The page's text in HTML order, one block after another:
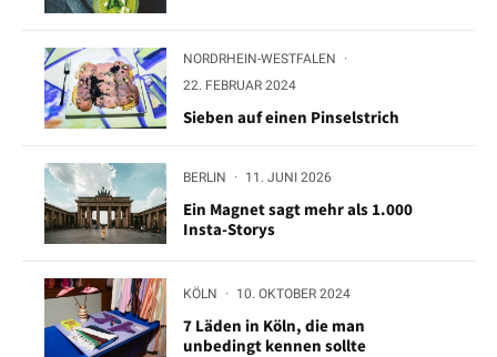
NORDRHEIN-WESTFALEN
·
22. FEBRUAR 2024
Sieben auf einen Pinselstrich
BERLIN · 11. JUNI 2026
Ein Magnet sagt mehr als 1.000
Insta-Storys
KÖLN · 10. OKTOBER 2024
7 Läden in Köln, die man
unbedingt kennen sollte